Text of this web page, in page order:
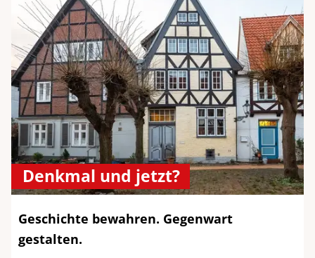
Denkmal und jetzt?
Geschichte bewahren. Gegenwart
gestalten.